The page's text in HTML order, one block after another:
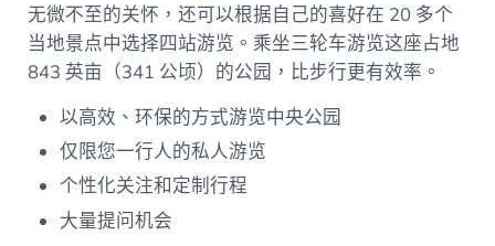
无微不至的关怀，还可以根据自己的喜好在 20 多个
当地景点中选择四站游览。乘坐三轮车游览这座占地
843 英亩（341 公顷）的公园，比步行更有效率。
以高效、环保的方式游览中央公园
仅限您一行人的私人游览
个性化关注和定制行程
大量提问机会